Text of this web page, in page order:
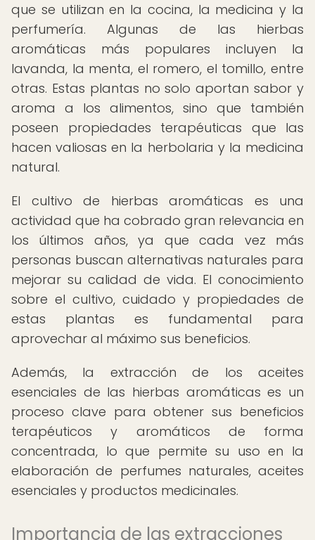
que se utilizan en la cocina, la medicina y la
perfumería. Algunas de las hierbas
aromáticas más populares incluyen la
lavanda, la menta, el romero, el tomillo, entre
otras. Estas plantas no solo aportan sabor y
aroma a los alimentos, sino que también
poseen propiedades terapéuticas que las
hacen valiosas en la herbolaria y la medicina
natural.
El cultivo de hierbas aromáticas es una
actividad que ha cobrado gran relevancia en
los últimos años, ya que cada vez más
personas buscan alternativas naturales para
mejorar su calidad de vida. El conocimiento
sobre el cultivo, cuidado y propiedades de
estas plantas es fundamental para
aprovechar al máximo sus beneficios.
Además, la extracción de los aceites
esenciales de las hierbas aromáticas es un
proceso clave para obtener sus beneficios
terapéuticos y aromáticos de forma
concentrada, lo que permite su uso en la
elaboración de perfumes naturales, aceites
esenciales y productos medicinales.
Importancia de las extracciones